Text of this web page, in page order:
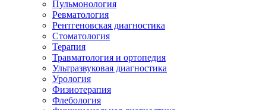
Пульмонология
Ревматология
Рентгеновская диагностика
Стоматология
Терапия
Травматология и ортопедия
Ультразвуковая диагностика
Урология
Физиотерапия
Флебология